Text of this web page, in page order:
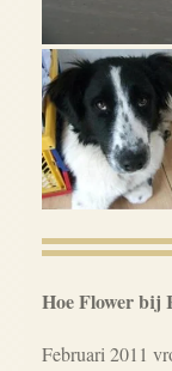
Hoe Flower bij
Februari 2011